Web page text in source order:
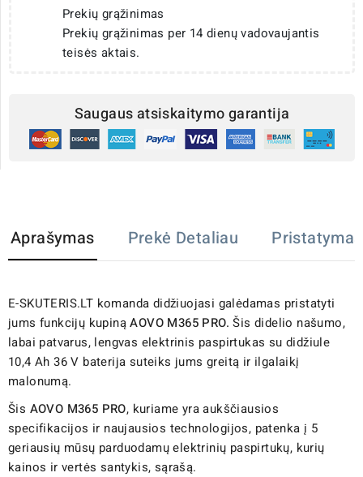
Prekių grąžinimas
Prekių grąžinimas per 14 dienų vadovaujantis
teisės aktais.
Saugaus atsiskaitymo garantija
Aprašymas Prekė Detaliau Pristatymas
E-SKUTERIS.LT komanda didžiuojasi galėdamas pristatyti
jums funkcijų kupinąAOVO M365 PRO. Šis didelio našumo,
labai patvarus, lengvas elektrinis paspirtukas su didžiule
10,4 Ah 36 V baterija suteiks jums greitą ir ilgalaikį
malonumą.
Šis AOVO M365 PRO, kuriame yra aukščiausios
specifikacijos ir naujausios technologijos, patenka į 5
geriausių mūsų parduodamų elektrinių paspirtukų, kurių
kainos ir vertės santykis, sąrašą.